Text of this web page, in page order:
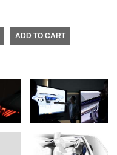
ADD TO CART